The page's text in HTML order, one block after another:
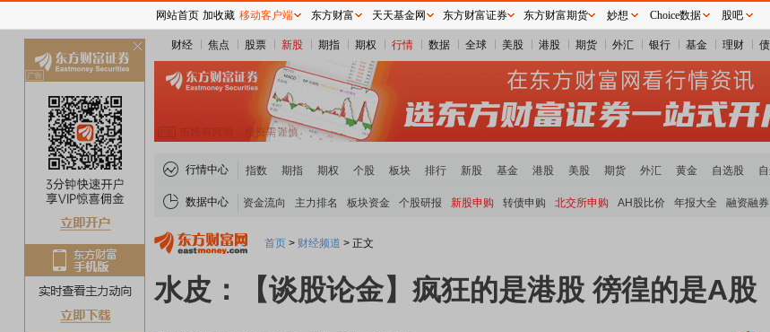
财经 焦点 股票 新股 期指 期权 行情 数据 全球 美股 港股 期货 外汇 银行 基金 理财
行情中心 指数 期指 期权 个股 板块 排行 新股 基金 港股 美股 期货 外汇 黄金 自选股
数据中心 资金流向 主力排名 板块资金 个股研报 新股申购 转债申购 北交所申购 AH股比价 年报大全 融资融券
首页 > 财经频道 > 正文
水皮：【谈股论金】疯狂的是港股 徬徨的是A股
网站首页 加收藏 移动客户端 东方财富 天天基金网 东方财富证券 东方财富期货 妙想 Choice数据 股吧
关